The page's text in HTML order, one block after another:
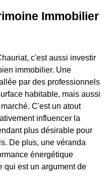
Immobilier
c'est aussi investir
immobilier. Une
par des professionnels
habitable, mais aussi
C'est un atout
influencer la
plus désirable pour
De plus, une véranda
énergétique
qui est un argument de